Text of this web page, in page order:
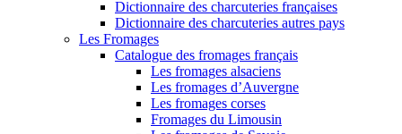
Dictionnaire des charcuteries françaises
Dictionnaire des charcuteries autres pays
Les Fromages
Catalogue des fromages français
Les fromages alsaciens
Les fromages d’Auvergne
Les fromages corses
Fromages du Limousin